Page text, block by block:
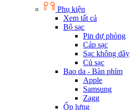
Phụ kiện
Xem tất cả
Bộ sạc
Pin dự phòng
Cáp sạc
Sạc không dây
Củ sạc
Bao da - Bàn phím
Apple
Samsung
Zagg
Ốp lưng